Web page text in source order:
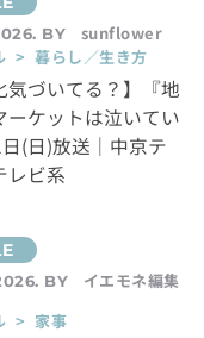
BY
sunflower
> 暮らし／生き方
気づいてる？】『地
ーケットは泣いてい
(日)放送｜中京テ
レビ系
BY イエモネ編集
> 家事